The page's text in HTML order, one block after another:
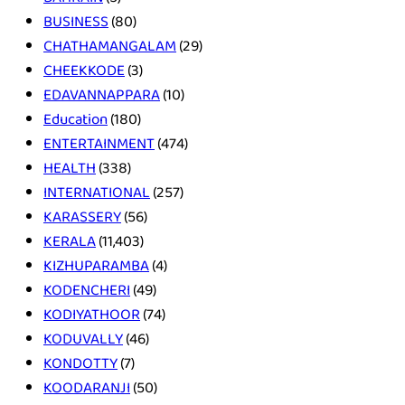
BUSINESS(80)
CHATHAMANGALAM(29)
CHEEKKODE(3)
EDAVANNAPPARA(10)
Education(180)
ENTERTAINMENT(474)
HEALTH(338)
INTERNATIONAL(257)
KARASSERY(56)
KERALA(11,403)
KIZHUPARAMBA(4)
KODENCHERI(49)
KODIYATHOOR(74)
KODUVALLY(46)
KONDOTTY(7)
KOODARANJI(50)